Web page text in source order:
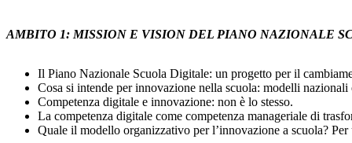
AMBITO 1: MISSION E VISION DEL PIANO NAZIONALE
Il Piano Nazionale Scuola Digitale: un progetto per il
Cosa si intende per innovazione nella scuola: modelli
Competenza digitale e innovazione: non è lo stesso.
La competenza digitale come competenza manageriale di
Quale il modello organizzativo per l’innovazione a scuola?